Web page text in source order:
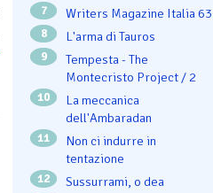
7 Writers Magazine Italia 63
8 L'arma di Tauros
9
Tempesta - The
Montecristo Project / 2
10
La meccanica
dell'Ambaradan
11
Non ci indurre in
tentazione
12 Sussurrami, o dea